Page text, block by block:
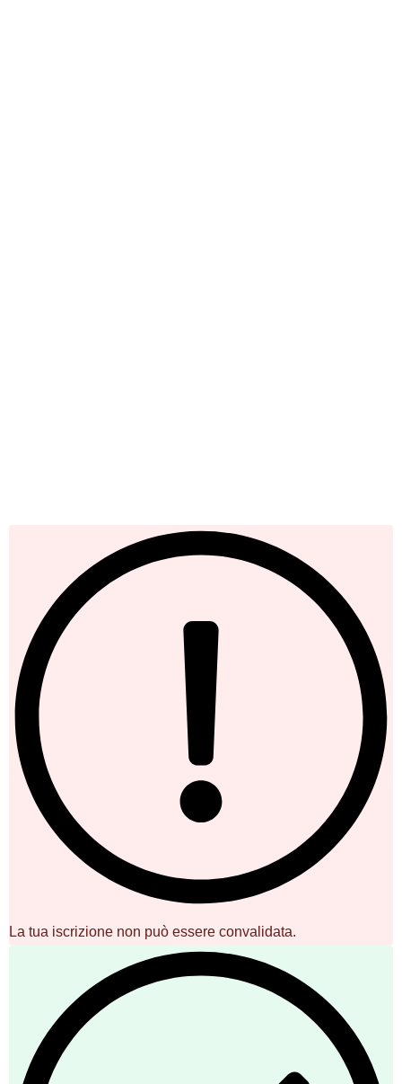
La tua iscrizione non può essere convalidata.